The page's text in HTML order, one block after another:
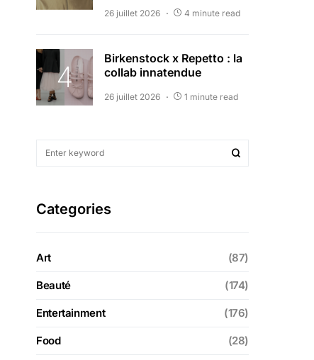
26 juillet 2026 4 minute read
Birkenstock x Repetto : la
collab innatendue
26 juillet 2026 1 minute read
Categories
Art (87)
Beauté (174)
Entertainment (176)
Food (28)